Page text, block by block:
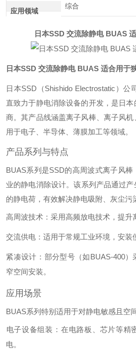
应用领域
综合
日本SSD 交流除静电 BUAS
日本SSD 交流除静电 BUAS 适合用于
日本SSD（Shishido Electrostatic）公
直致力于静电消除设备的开发，是日
商。其产品线涵盖离子风棒、离子风
用于电子、半导体、薄膜加工等领域。
产品系列与特点
BUAS系列是SSD的高周波式离子风
业的静电消除设计‌。该系列产品通过
的静电荷，有效解决静电吸附、灰尘污
高周波技术 ：采用高频放电技术，提升
交流供电 ：适用于常规工业环境，安装
紧凑设计 ：部分型号（如BUAS-400
窄空间安装‌。
应用场景
BUAS系列特别适用于对静电敏感且空
电子设备组装 ：在电路板、芯片等精
电。